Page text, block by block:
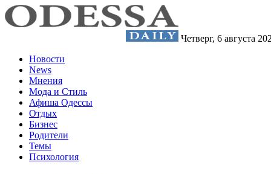
Четверг, 6 августа
Новости
News
Мнения
Мода и Стиль
Афиша Одессы
Отдых
Бизнес
Родители
Темы
Психология